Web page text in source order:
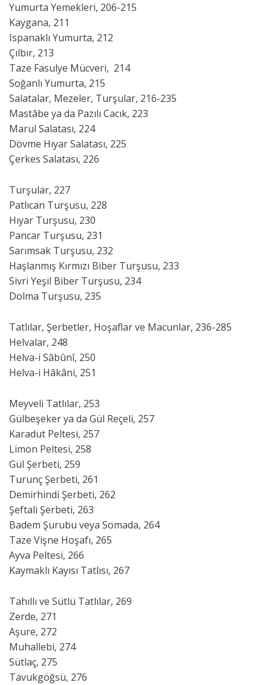
Yumurta Yemekleri, 206-215
Kaygana, 211
Ispanaklı Yumurta, 212
Çılbır, 213
Taze Fasulye Mücveri, 214
Soğanlı Yumurta, 215
Salatalar, Mezeler, Turşular, 216-235
Mastâbe ya da Pazılı Cacık, 223
Marul Salatası, 224
Dövme Hıyar Salatası, 225
Çerkes Salatası, 226
Turşular, 227
Patlıcan Turşusu, 228
Hıyar Turşusu, 230
Pancar Turşusu, 231
Sarımsak Turşusu, 232
Haşlanmış Kırmızı Biber Turşusu, 233
Sivri Yeşil Biber Turşusu, 234
Dolma Turşusu, 235
Tatlılar, Şerbetler, Hoşaflar ve Macunlar, 236-285
Helvalar, 248
Helva-i Sâbûnî, 250
Helva-i Hâkâni, 251
Meyveli Tatlılar, 253
Gülbeşeker ya da Gül Reçeli, 257
Karadut Peltesi, 257
Limon Peltesi, 258
Gül Şerbeti, 259
Turunç Şerbeti, 261
Demirhindi Şerbeti, 262
Şeftali Şerbeti, 263
Badem Şurubu veya Somada, 264
Taze Vişne Hoşafı, 265
Ayva Peltesi, 266
Kaymaklı Kayısı Tatlısı, 267
Tahıllı ve Sütlü Tatlılar, 269
Zerde, 271
Aşure, 272
Muhallebi, 274
Sütlaç, 275
Tavukgöğsü, 276